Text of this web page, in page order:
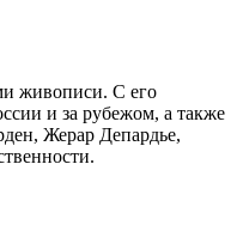
живописи. С его
и за рубежом, а также
Жерар Депардье,